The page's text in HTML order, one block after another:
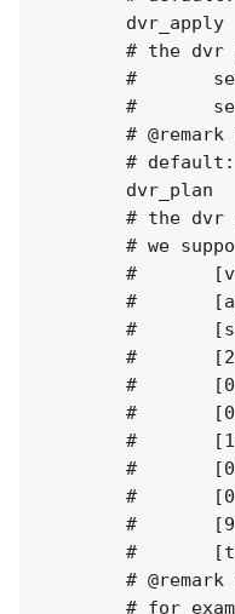
dvr_apply
# the dvr
#
#
# @remark
#
dvr_plan
# the dvr
# we
#
#
#
#
#
#
#
#
#
#
#
# @remark
# for